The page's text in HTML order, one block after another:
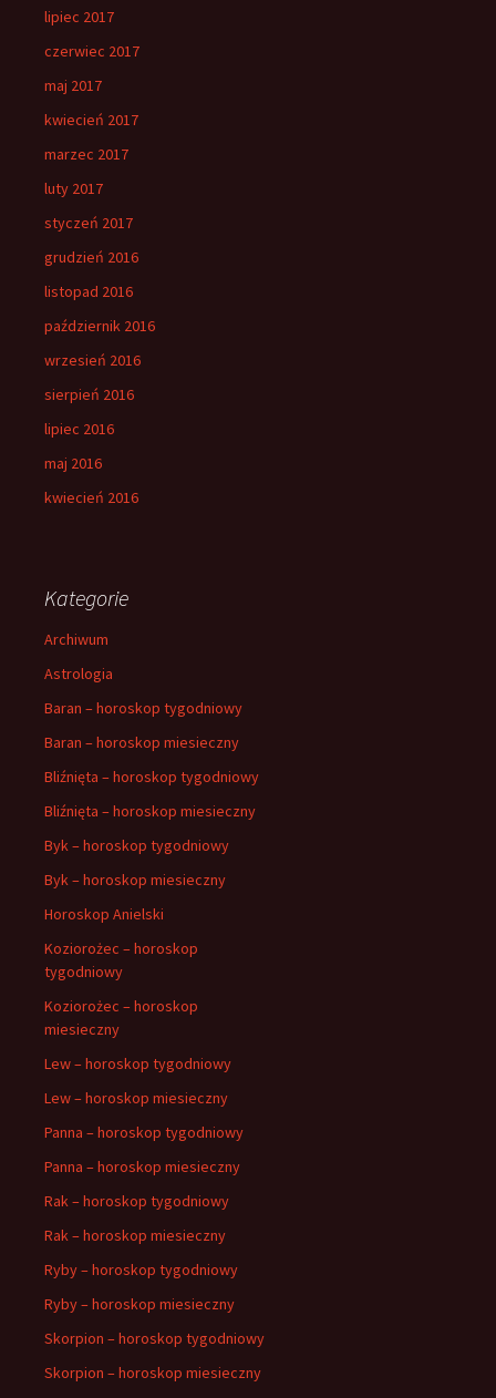
lipiec 2017
czerwiec 2017
maj 2017
kwiecień 2017
marzec 2017
luty 2017
styczeń 2017
grudzień 2016
listopad 2016
październik 2016
wrzesień 2016
sierpień 2016
lipiec 2016
maj 2016
kwiecień 2016
Kategorie
Archiwum
Astrologia
Baran – horoskop tygodniowy
Baran – horoskop miesieczny
Bliźnięta – horoskop tygodniowy
Bliźnięta – horoskop miesieczny
Byk – horoskop tygodniowy
Byk – horoskop miesieczny
Horoskop Anielski
Koziorożec – horoskop
tygodniowy
Koziorożec – horoskop
miesieczny
Lew – horoskop tygodniowy
Lew – horoskop miesieczny
Panna – horoskop tygodniowy
Panna – horoskop miesieczny
Rak – horoskop tygodniowy
Rak – horoskop miesieczny
Ryby – horoskop tygodniowy
Ryby – horoskop miesieczny
Skorpion – horoskop tygodniowy
Skorpion – horoskop miesieczny